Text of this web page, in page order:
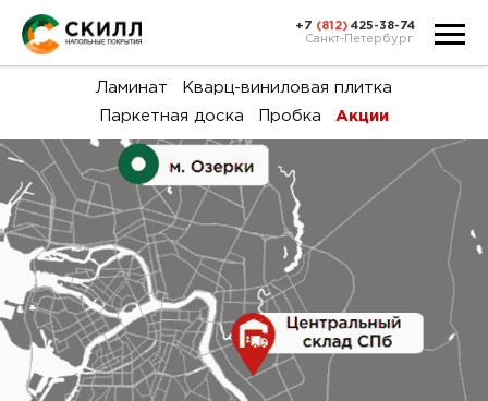
и
+7 (812) 425-38-74
Санкт-Петербург
Ламинат
Кварц-виниловая плитка
Паркетная доска
Пробка Акции